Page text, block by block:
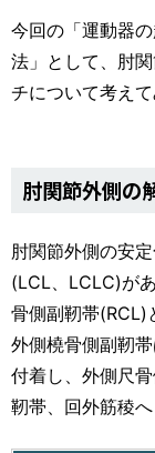
今回の「運動器
法」として、肘
チについて考えて
肘関節外側の
肘関節外側の安
(LCL、LCLC)が
骨側副靭帯(RCL)
外側橈骨側副靭
付着し、外側尺
靭帯、回外筋稜へ